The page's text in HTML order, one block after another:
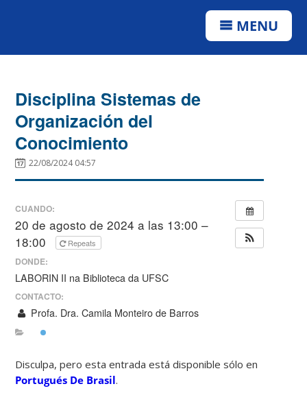
MENU
Disciplina Sistemas de
Organización del
Conocimiento
22/08/2024 04:57
CUANDO:
20 de agosto de 2024 a las 13:00 –
18:00
Repeats
DONDE:
LABORIN II na Biblioteca da UFSC
CONTACTO:
Profa. Dra. Camila Monteiro de Barros
Disculpa, pero esta entrada está disponible sólo en
Portugués De Brasil.